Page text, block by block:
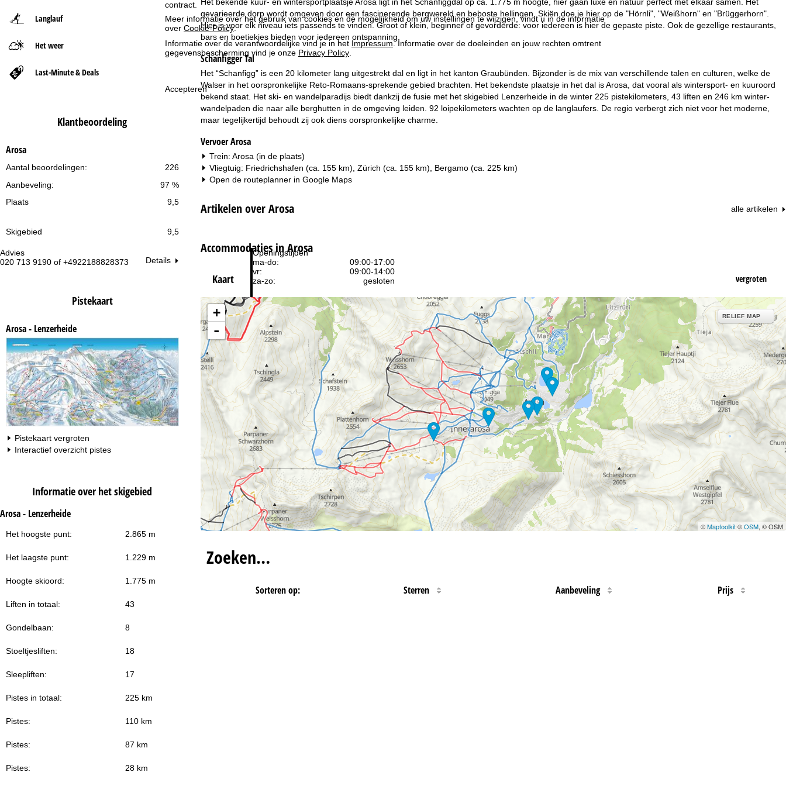
contract.
Meer informatie over het gebruik van cookies en de mogelijkheid om uw instellingen te wijzigen, vindt u in de informatie
over Cookie-Policy.
Informatie over de verantwoordelijke vind je in het Impressum. Informatie over de doeleinden en jouw rechten omtrent
gegevensbescherming vind je onze Privacy Policy
Accepteren
Advies
020 713 9190 of +4922188828373
Openingstijden
ma-do:
09:00-17:00
vr:
09:00-14:00
za-zo:
gesloten
Naar contactpagina
Advies
Langlauf
Het weer
Last-Minute & Deals
Klantbeoordeling
Arosa
226
Aantal beoordelingen:
97 %
Aanbeveling:
Plaats
9,5
Skigebied 9,5
Details
Pistekaart
Arosa - Lenzerheide
Pistekaart vergroten
Interactief overzicht pistes
Informatie over het skigebied
Arosa - Lenzerheide
Het hoogste punt: 2.865 m
Het laagste punt: 1.229 m
Hoogte skioord: 1.775 m
Liften in totaal: 43
Gondelbaan: 8
Stoeltjesliften: 18
Sleepliften: 17
Pistes in totaal: 225 km
Pistes: 110 km
Pistes: 87 km
Pistes: 28 km
t
p
a
i
n
a
gevarieerde dorp wordt omgeven door een fascinerende bergwereld en beboste hellingen. Skiën doe je hier op de "Hörnli", "Weißhorn" en "Brüggerhorn".
Hier is voor elk niveau iets passends te vinden. Groot of klein, beginner of gevorderde: voor iedereen is hier de gepaste piste. Ook de gezellige restaurants,
bars en boetiekjes bieden voor iedereen ontspanning.
Schanfigger Tal
Het “Schanfigg” is een 20 kilometer lang uitgestrekt dal en ligt in het kanton Graubünden. Bijzonder is de mix van verschillende talen en culturen, welke de
Walser in het oorspronkelijke Reto-Romaans-sprekende gebied brachten. Het bekendste plaatsje in het dal is Arosa, dat vooral als wintersport- en kuuroord
bekend staat. Het ski- en wandelparadijs biedt dankzij de fusie met het skigebied Lenzerheide in de winter 225 pistekilometers, 43 liften en 246 km winter-
wandelpaden die naar alle berghutten in de omgeving leiden. 92 loipekilometers wachten op de langlaufers. De regio verbergt zich niet voor het moderne,
maar tegelijkertijd behoudt zij ook diens oorspronkelijke charme.
Vervoer Arosa
Trein: Arosa (in de plaats)
Vliegtuig: Friedrichshafen (ca. 155 km), Zürich (ca. 155 km), Bergamo (ca. 225 km)
Open de routeplanner in Google Maps
Artikelen over Arosa alle artikelen
Accommodaties in Arosa
Kaart vergroten
+
-
RELIEF MAP
©Maptoolkit©OSM, © OSM
Zoeken…
Sorteren op: Sterren Aanbeveling Prijs